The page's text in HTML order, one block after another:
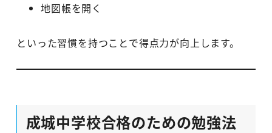
地図帳を開く
といった習慣を持つことで得点力が向上します。
成城中学校合格のための勉強法